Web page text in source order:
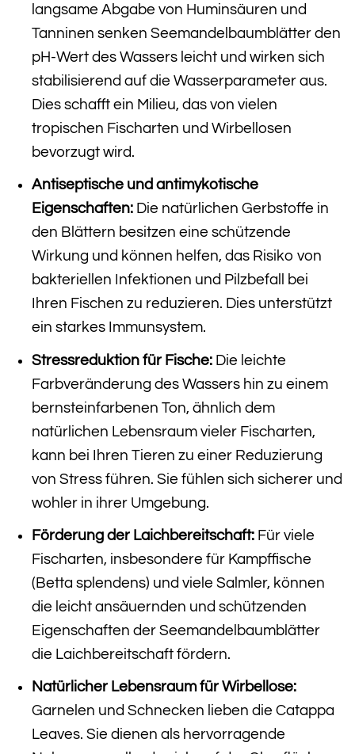
langsame Abgabe von Huminsäuren und
Tanninen senken Seemandelbaumblätter den
pH-Wert des Wassers leicht und wirken sich
stabilisierend auf die Wasserparameter aus.
Dies schafft ein Milieu, das von vielen
tropischen Fischarten und Wirbellosen
bevorzugt wird.
Antiseptische und antimykotische
Eigenschaften:Die natürlichen Gerbstoffe in
den Blättern besitzen eine schützende
Wirkung und können helfen, das Risiko von
bakteriellen Infektionen und Pilzbefall bei
Ihren Fischen zu reduzieren. Dies unterstützt
ein starkes Immunsystem.
Stressreduktion für Fische:Die leichte
Farbveränderung des Wassers hin zu einem
bernsteinfarbenen Ton, ähnlich dem
natürlichen Lebensraum vieler Fischarten,
kann bei Ihren Tieren zu einer Reduzierung
von Stress führen. Sie fühlen sich sicherer und
wohler in ihrer Umgebung.
Förderung der Laichbereitschaft:Für viele
Fischarten, insbesondere für Kampffische
(Betta splendens) und viele Salmler, können
die leicht ansäuernden und schützenden
Eigenschaften der Seemandelbaumblätter
die Laichbereitschaft fördern.
Natürlicher Lebensraum für Wirbellose:
Garnelen und Schnecken lieben die Catappa
Leaves. Sie dienen als hervorragende